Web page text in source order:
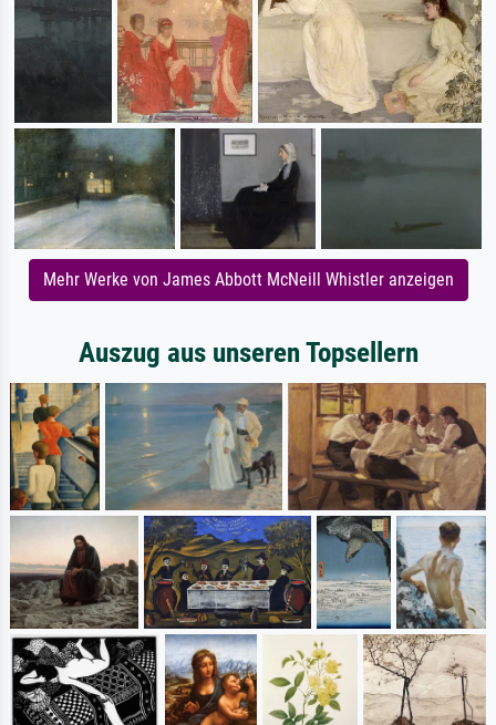
Mehr Werke von James Abbott McNeill Whistler anzeigen
Auszug aus unseren Topsellern